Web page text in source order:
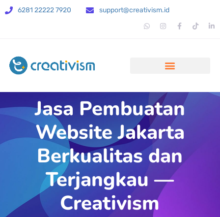
6281 22222 7920 support@creativism.id
Jasa Pembuatan
Website Jakarta
Berkualitas dan
Terjangkau —
Creativism